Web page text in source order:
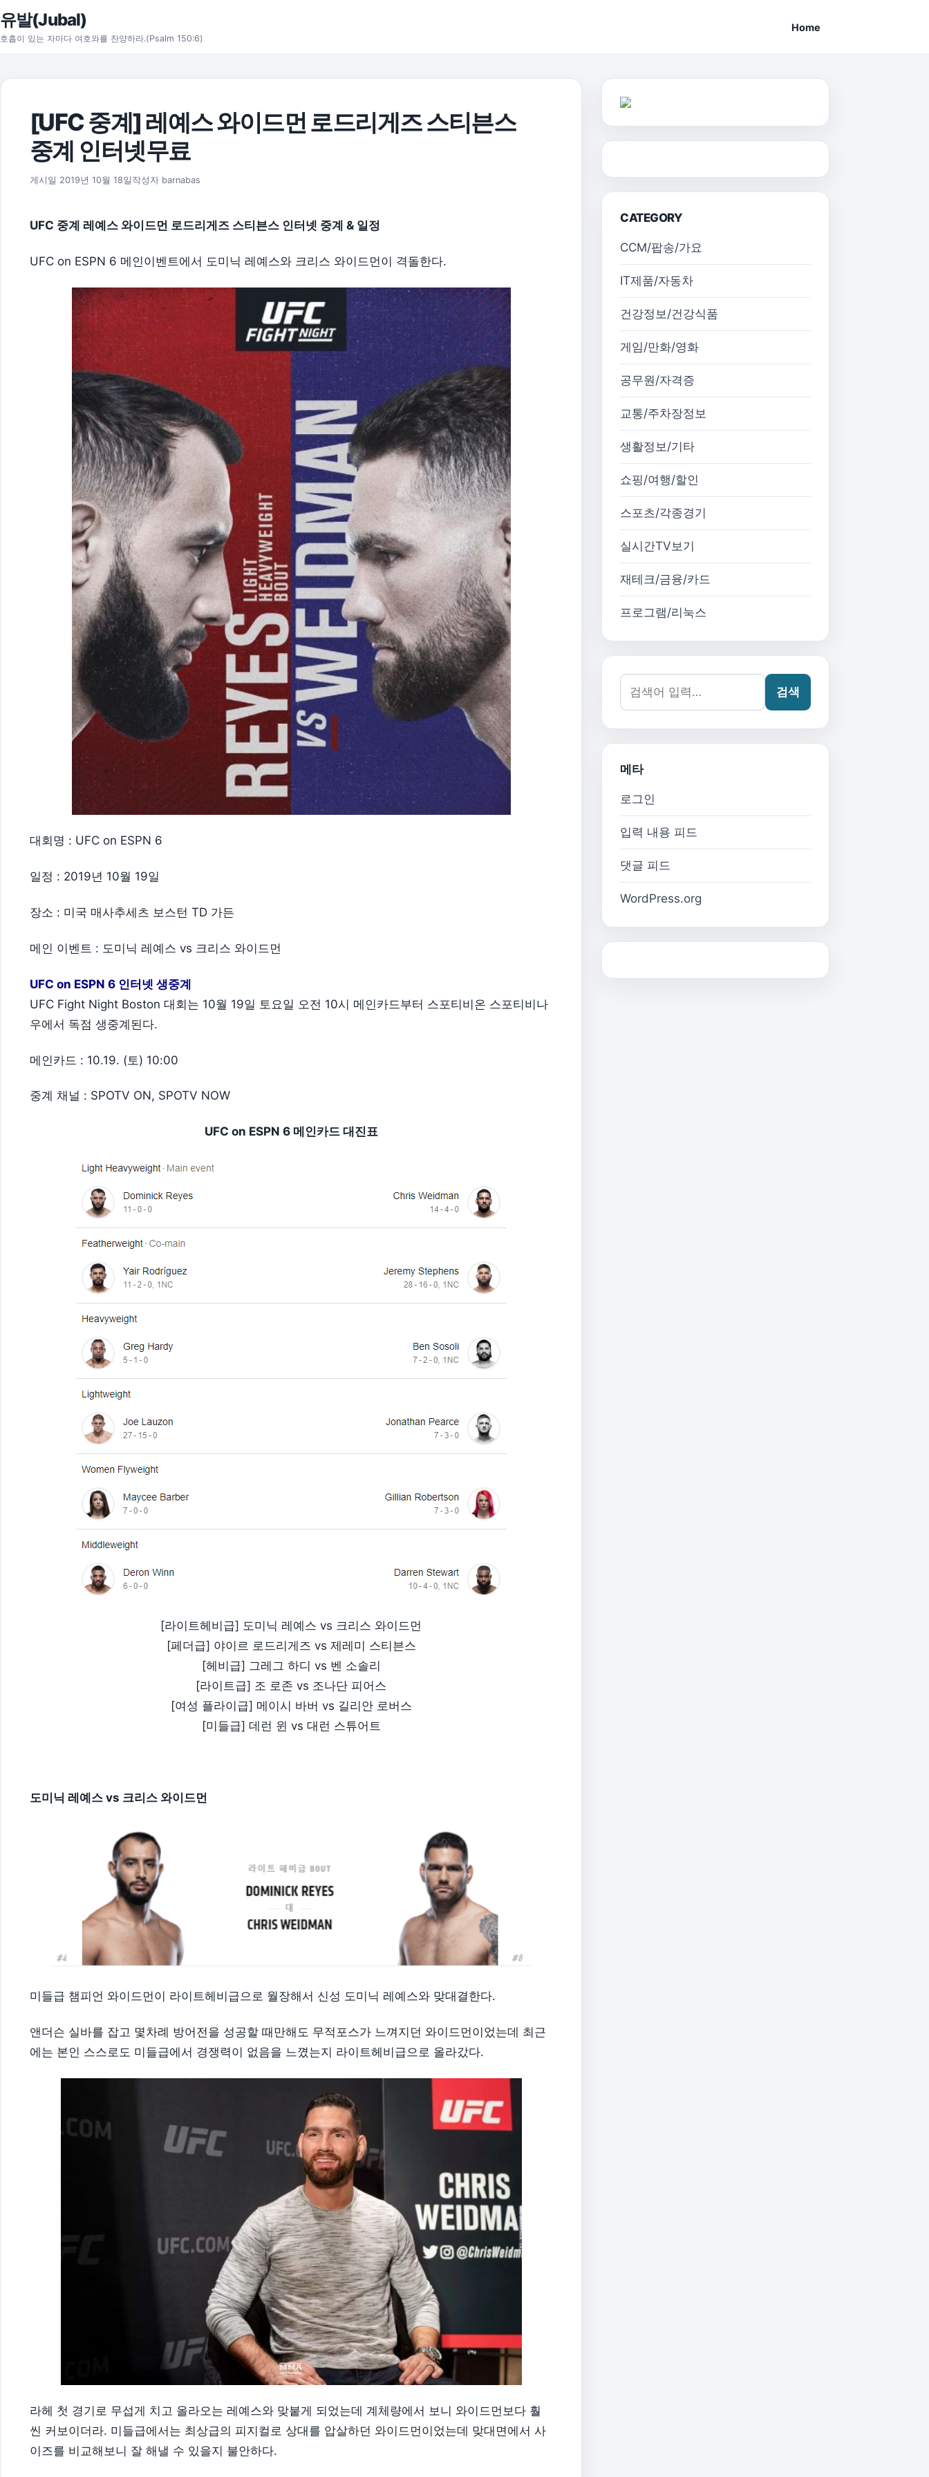
본문으로 건너뛰기
유발(Jubal)
호흡이 있는 자마다 여호와를 찬양하라.(Psalm 150:6)
Home
[UFC 중계] 레예스 와이드먼 로드리게즈 스티븐스
중계 인터넷무료
게시일 2019년 10월 18일 2026년 8월 1일
작성자 barnabas
UFC 중계 레예스 와이드먼 로드리게즈 스티븐스 인터넷 중계 & 일정
UFC on ESPN 6 메인이벤트에서 도미닉 레예스와 크리스 와이드먼이 격돌한다.
대회명 : UFC on ESPN 6
일정 : 2019년 10월 19일
장소 : 미국 매사추세츠 보스턴 TD 가든
메인 이벤트 : 도미닉 레예스 vs 크리스 와이드먼
UFC on ESPN 6 인터넷 생중계
UFC Fight Night Boston 대회는 10월 19일 토요일 오전 10시 메인카드부터 스포티비온 스포티비나
우에서 독점 생중계된다.
메인카드 : 10.19. (토) 10:00
중계 채널 : SPOTV ON, SPOTV NOW
UFC on ESPN 6 메인카드 대진표
[라이트헤비급] 도미닉 레예스 vs 크리스 와이드먼
[페더급] 야이르 로드리게즈 vs 제레미 스티븐스
[헤비급] 그레그 하디 vs 벤 소솔리
[라이트급] 조 로존 vs 조나단 피어스
[여성 플라이급] 메이시 바버 vs 길리안 로버스
[미들급] 데런 윈 vs 대런 스튜어트
도미닉 레예스 vs 크리스 와이드먼
미들급 챔피언 와이드먼이 라이트헤비급으로 월장해서 신성 도미닉 레예스와 맞대결한다.
앤더슨 실바를 잡고 몇차례 방어전을 성공할 때만해도 무적포스가 느껴지던 와이드먼이었는데 최근
에는 본인 스스로도 미들급에서 경쟁력이 없음을 느꼈는지 라이트헤비급으로 올라갔다.
라헤 첫 경기로 무섭게 치고 올라오는 레예스와 맞붙게 되었는데 계체량에서 보니 와이드먼보다 훨
씬 커보이더라. 미들급에서는 최상급의 피지컬로 상대를 압살하던 와이드먼이었는데 맞대면에서 사
이즈를 비교해보니 잘 해낼 수 있을지 불안하다.
CATEGORY
CCM/팝송/가요
IT제품/자동차
건강정보/건강식품
게임/만화/영화
공무원/자격증
교통/주차장정보
생활정보/기타
쇼핑/여행/할인
스포츠/각종경기
실시간TV보기
재테크/금융/카드
프로그램/리눅스
검색어:
검색
메타
로그인
입력 내용 피드
댓글 피드
WordPress.org